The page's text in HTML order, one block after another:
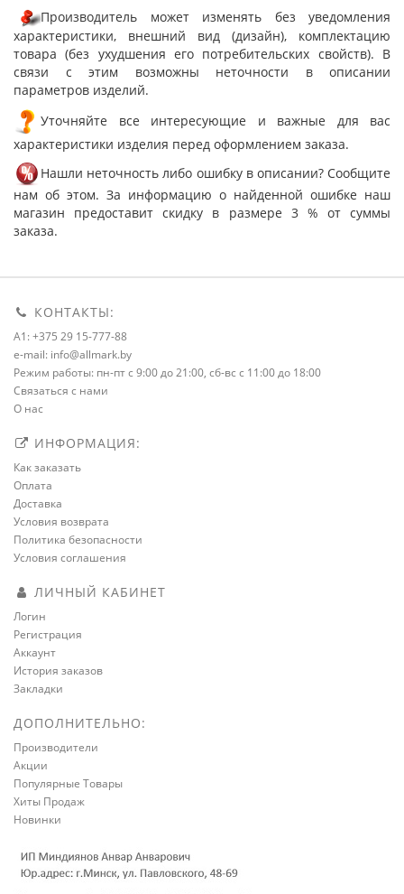
Производитель может изменять без уведомления
характеристики, внешний вид (дизайн), комплектацию
товара (без ухудшения его потребительских свойств). В
связи с этим возможны неточности в описании
параметров изделий.
Уточняйте все интересующие и важные для вас
характеристики изделия перед оформлением заказа.
Нашли неточность либо ошибку в описании? Сообщите
нам об этом. За информацию о найденной ошибке наш
магазин предоставит скидку в размере 3 % от суммы
заказа.
КОНТАКТЫ:
A1: +375 29 15-777-88
e-mail: info@allmark.by
Режим работы: пн-пт с 9:00 до 21:00, сб-вс с 11:00 до 18:00
Связаться с нами
О нас
ИНФОРМАЦИЯ:
Как заказать
Оплата
Доставка
Условия возврата
Политика безопасности
Условия соглашения
ЛИЧНЫЙ КАБИНЕТ
Логин
Регистрация
Аккаунт
История заказов
Закладки
ДОПОЛНИТЕЛЬНО:
Производители
Акции
Популярные Товары
Хиты Продаж
Новинки